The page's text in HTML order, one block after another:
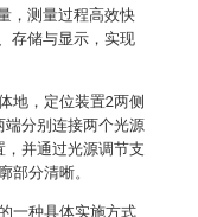
，测量过程高效快
存储与显示，实现
地，定位装置2两侧
端分别连接两个光源
并通过光源调节支
部分清晰。
一种具体实施方式